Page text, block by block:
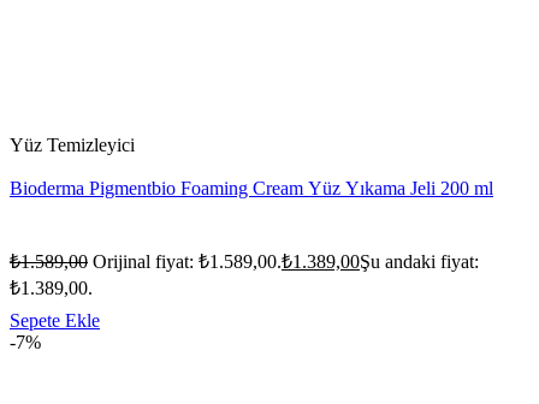
Yüz Temizleyici
Bioderma Pigmentbio Foaming Cream Yüz Yıkama Jeli 200 ml
₺1.589,00 Orijinal fiyat: ₺1.589,00.₺1.389,00Şu andaki fiyat:
₺1.389,00.
Sepete Ekle
-7%